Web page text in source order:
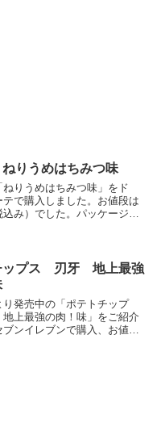
りうめはちみつ味
ねりうめはちみつ味」をド
テで購入しました。お値段は
込み）でした。パッケージ見
。パッケージとは...
ップス 刃牙 地上最強
り発売中の「ポテトチップ
上最強の肉！味」をご紹介
ンイレブンで購入、お値段